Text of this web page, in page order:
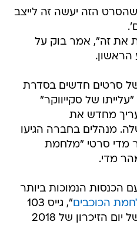
הזה יעשה זה לייצב
את זה", אמר בוק על
סרטים חדשים בסדרת
של סקייווקר"
להעריך מחדש את
מנהלים בחברה הגיעו
מדי סרטי "מלחמת
מדי.
הכנסות הנמוכות ביותר
הכוכבים
", גייס 103
מיליון דולר בסוף השבוע של יום הזיכרון של 2018